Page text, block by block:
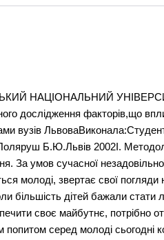
досягти добробуту. Ось чому, на сьогоднішній день у вузах проводяться значні набори на факультетах міжнародних відносин, менеджменту, юриспруденції, які можливо, через деякий час будуть перевищувати набори на факультети прикладних спеціальностей. Звідси випливає проблема платної форми навчання, адже більша частина студентів, котрі навчаються на платній формі навчання припадає саме на престижні факультети. Проблема у цьому питанні полягає, по-перше, в тому, що якщо потік на факультети престижних інтелектуальних професій буде продовжуватися, то в майбутьньому ринок праці буде значно перенасичений такими спеціалістами. Зрозуміло, що якщо на ринку праці буде така чисельність менеджерів, яка перевищує попит на них, то це зумовить проблему працевлаштування для випускників вузів. У виграшному становищі виявляться ті, хто має певні переваги такі, як досвід роботи, додаткове знання комп'ютера, іноземних мов, поглиблене знання певної галузі для якої потрібен спеціаліст, друга спеціальність тощо. Враховуючи всі вищевказані фактори зазначимо, що в даній ситуації через кілька років або й раніше можливий другий "професійний бум", коли почнеться масова перекваліфікація спеціалістів з вищою освітою, тепер вже на спеціальності прикладного призначення.По-друге, різноманіття форм і типів навчання приводить до сильної диференціації навичок і знань випускників різних навчальних закладів одного рівня освіти і профілю. Також існують істотні розходження у внутрішніх вимогах до підготовки, здачі предметів у різних навчальних закладах. Усе це обумовлює великі розходження в рівні підготовки фахівців - випускників даних навчальних закладів.1.2. Мета дослідження.Виявити причини, які спонукають абітурієнтів вузів Львова обирати платну форму навчання. Розробити практичні рекомедації щодо подолання негативних установок, стереотипів при виборі форми навчання. Також виявити напрямок, за яким варто вдосконалювати роботу навчальним закладам з безкоштовною формою навчання.1.3. Завдання дослідження.1.3.1. Виявити фактори, що впливають на вибір абітурієнтами платно форми навчання :· Виявити, яку роль у виборі форми навчання відіграють обєктивні чинники: соціальні, економічні, демографічні.· Зясувати, яким чином на на вибір форми навчання впливають факори субєктивног характеру: цінності, орієнтації, установки, очікування.1.3.2. Виявити як впливає “престижність”/ “непрестижність” обраного фаху на вибір форми навчання.1.2.3. Розробити практичні рекомендації щодо подолання негативних установок, стереотипів при виборі форми навчання. 1.4. Об'єкт і предмет дослідження.Об'єкт дослідження - студенти перших курсів вищих навчальних закладів Львова (ЛНУ ім. І. Франка, ЛНУ “Львівська Політехніка”, Українська Академія Друкарств, ЛДМУ ім. Данила Галицького).Предмет дослідження - причини, що спонукають абітурієнтів вибрати ту чи іншу форму навчання (платну чи безоплатну).1.5. Інтерпретація базових понять.Освіта- сукупність знань , отриманих у навчальному закладі (вища освіта,середня технічна, середня спеціальна, середня, неповна середня).Абітурієнт (від.лат. abituriens (abiturientis) - той, що збирається йти)- всупник до вищого чи середнього спеціального навчальног закладу; людина, що бажає продовжити навчання, що має волю вибору спеціальності, навчального закладу і